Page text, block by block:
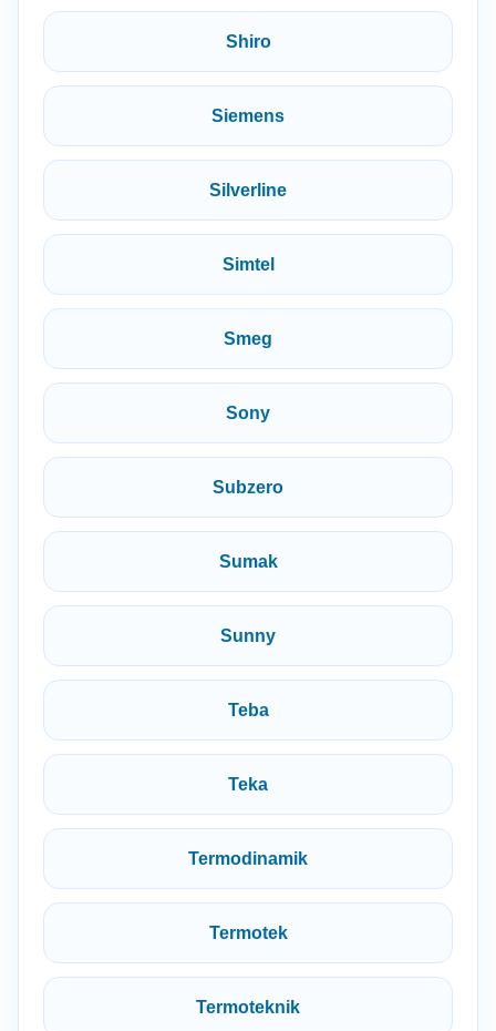
Shiro
Siemens
Silverline
Simtel
Smeg
Sony
Subzero
Sumak
Sunny
Teba
Teka
Termodinamik
Termotek
Termoteknik